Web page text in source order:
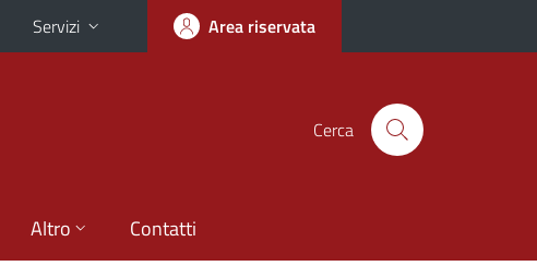
Servizi Area riservata
Cerca
Altro Contatti